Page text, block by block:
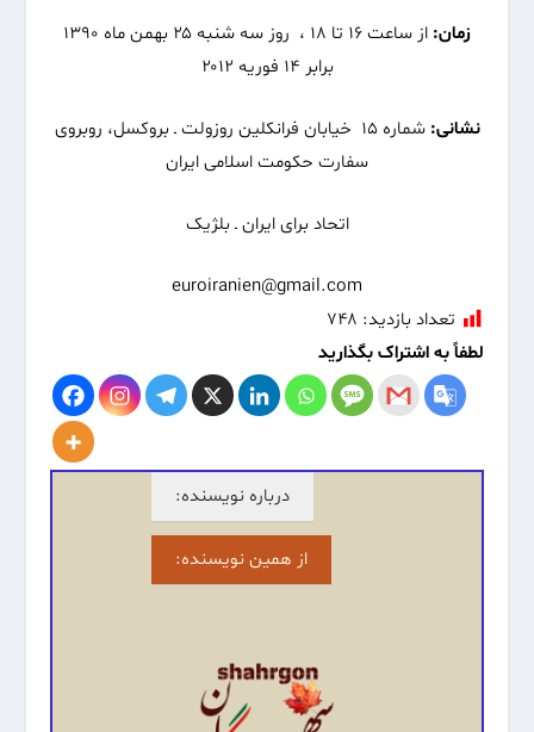
زمان: از ساعت۱۶ تا ۱۸ ، روز سه شنبه ۲۵ بهمن ماه ۱۳۹۰
برابر ۱۴ فوریه ۲۰۱۲
نشانی: شماره ۱۵ خیابان فرانکلین روزولت ـ بروکسل، روبروی
سفارت حکومت اسلامی ایران
اتحاد برای ایران ـ بلژیک
euroiranien@gmail.com
تعداد بازدید: ۷۴۸
لطفاً به اشتراک بگذارید
درباره نویسنده:
از همین نویسنده: